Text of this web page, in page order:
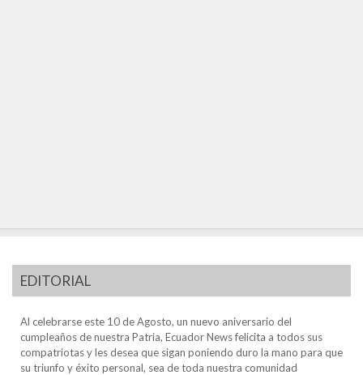
EDITORIAL
Al celebrarse este 10 de Agosto, un nuevo aniversario del
cumpleaños de nuestra Patria, Ecuador News felicita a todos sus
compatriotas y les desea que sigan poniendo duro la mano para que
su triunfo y éxito personal, sea de toda nuestra comunidad